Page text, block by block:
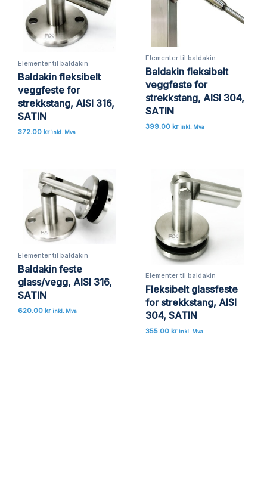
Elementer til baldakin
Baldakin fleksibelt
veggfeste for
strekkstang, AISI 316,
SATIN
372.00 kr inkl. Mva
Elementer til baldakin
Baldakin fleksibelt
veggfeste for
strekkstang, AISI 304,
SATIN
399.00 kr inkl. Mva
Elementer til baldakin
Baldakin feste
glass/vegg, AISI 316,
SATIN
620.00 kr inkl. Mva
Elementer til baldakin
Fleksibelt glassfeste
for strekkstang, AISI
304, SATIN
355.00 kr inkl. Mva